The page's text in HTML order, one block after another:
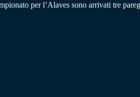
per l’Alaves sono arrivati tre